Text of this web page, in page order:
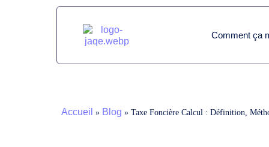
Comment ça
Accueil » Blog » Taxe Foncière Calcul : Définition,